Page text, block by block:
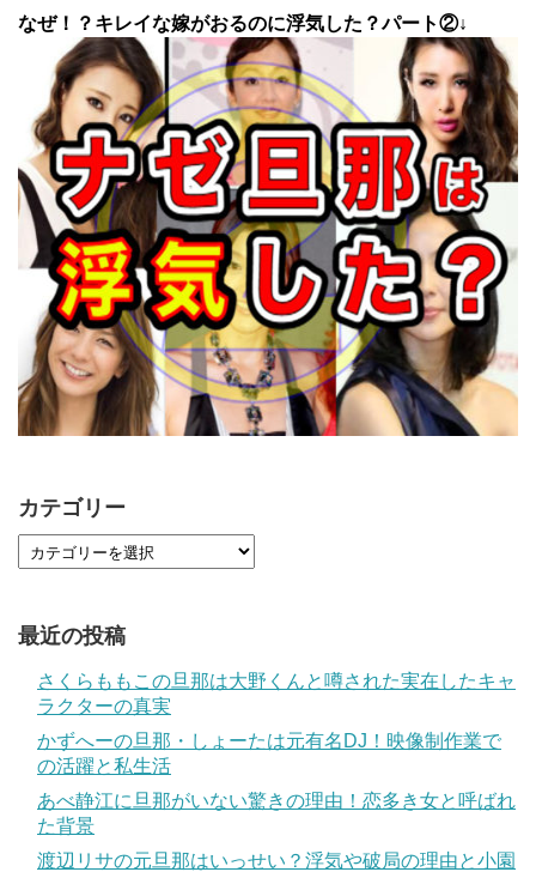
なぜ！？キレイな嫁がおるのに浮気した？パート②↓
カテゴリー
最近の投稿
さくらももこの旦那は大野くんと噂された実在したキャ
ラクターの真実
かずへーの旦那・しょーたは元有名DJ！映像制作業で
の活躍と私生活
あべ静江に旦那がいない驚きの理由！恋多き女と呼ばれ
た背景
渡辺リサの元旦那はいっせい？浮気や破局の理由と小園